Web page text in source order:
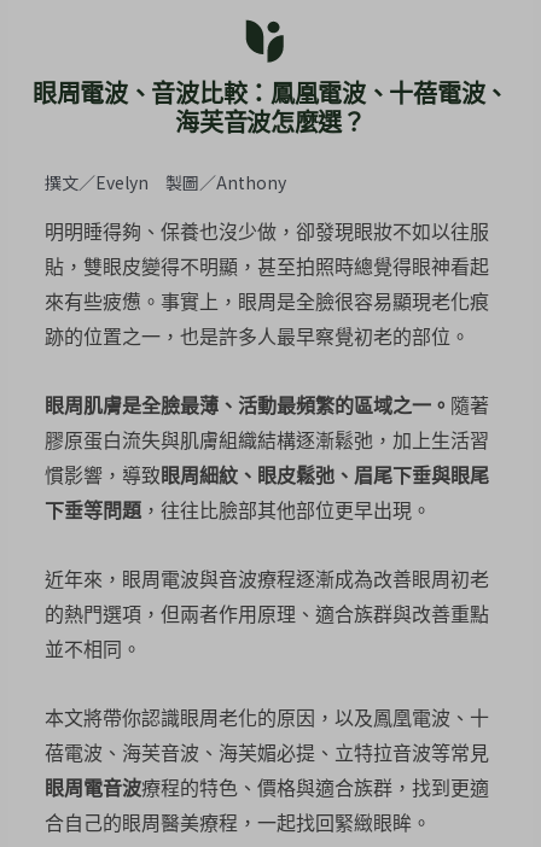
眼周電波、音波比較：鳳凰電波、十蓓電波、
海芙音波怎麼選？
撰文／Evelyn 製圖／Anthony
明明睡得夠、保養也沒少做，卻發現眼妝不如以往服
貼，雙眼皮變得不明顯，甚至拍照時總覺得眼神看起
來有些疲憊。事實上，眼周是全臉很容易顯現老化痕
跡的位置之一，也是許多人最早察覺初老的部位。
眼周肌膚是全臉最薄、活動最頻繁的區域之一。 隨著
膠原蛋白流失與肌膚組織結構逐漸鬆弛，加上生活習
慣影響，導致眼周細紋、眼皮鬆弛、眉尾下垂與眼尾
下垂等問題 ，往往比臉部其他部位更早出現。
近年來，眼周電波與音波療程逐漸成為改善眼周初老
的熱門選項，但兩者作用原理、適合族群與改善重點
並不相同。
本文將帶你認識眼周老化的原因，以及鳳凰電波、十
蓓電波、海芙音波、海芙媚必提、立特拉音波等常見
眼周電音波療程的特色、價格與適合族群，找到更適
合自己的眼周醫美療程，一起找回緊緻眼眸。